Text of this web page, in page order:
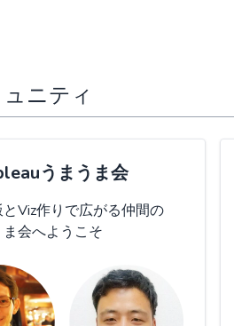
ニティ
うまうま会
とViz作りで広がる仲間の
会へようこそ